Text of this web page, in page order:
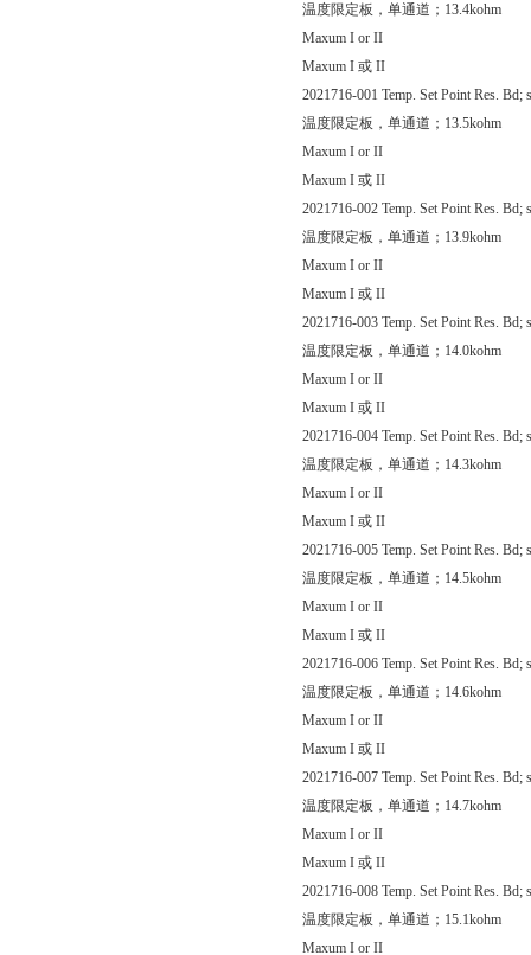
温度限定板，单通道；13.4kohm
Maxum I or II
Maxum I 或 II
2021716-001 Temp. Set Point Res. Bd;
温度限定板，单通道；13.5kohm
Maxum I or II
Maxum I 或 II
2021716-002 Temp. Set Point Res. Bd;
温度限定板，单通道；13.9kohm
Maxum I or II
Maxum I 或 II
2021716-003 Temp. Set Point Res. Bd;
温度限定板，单通道；14.0kohm
Maxum I or II
Maxum I 或 II
2021716-004 Temp. Set Point Res. Bd;
温度限定板，单通道；14.3kohm
Maxum I or II
Maxum I 或 II
2021716-005 Temp. Set Point Res. Bd;
温度限定板，单通道；14.5kohm
Maxum I or II
Maxum I 或 II
2021716-006 Temp. Set Point Res. Bd;
温度限定板，单通道；14.6kohm
Maxum I or II
Maxum I 或 II
2021716-007 Temp. Set Point Res. Bd;
温度限定板，单通道；14.7kohm
Maxum I or II
Maxum I 或 II
2021716-008 Temp. Set Point Res. Bd;
温度限定板，单通道；15.1kohm
Maxum I or II